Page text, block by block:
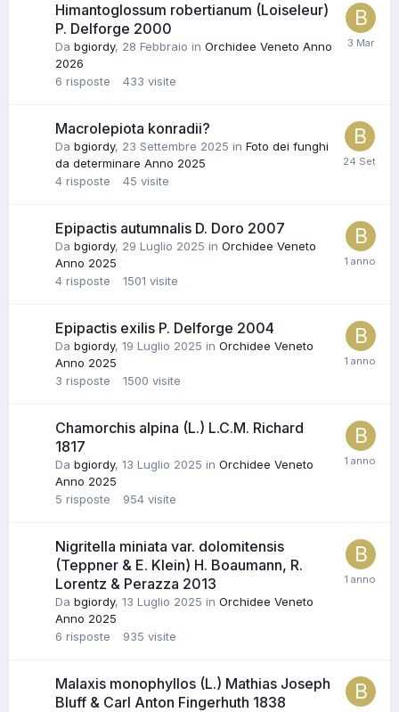
Himantoglossum robertianum (Loiseleur)
P. Delforge 2000
Da bgiordy, 28 Febbraio in Orchidee Veneto Anno
2026
6 risposte 433 visite
Macrolepiota konradii?
Da bgiordy, 23 Settembre 2025 in Foto dei funghi
da determinare Anno 2025
4 risposte 45 visite
Epipactis autumnalis D. Doro 2007
Da bgiordy, 29 Luglio 2025 in Orchidee Veneto
Anno 2025
4 risposte 1501 visite
Epipactis exilis P. Delforge 2004
Da bgiordy, 19 Luglio 2025 in Orchidee Veneto
Anno 2025
3 risposte 1500 visite
Chamorchis alpina (L.) L.C.M. Richard
1817
Da bgiordy, 13 Luglio 2025 in Orchidee Veneto
Anno 2025
5 risposte 954 visite
Nigritella miniata var. dolomitensis
(Teppner & E. Klein) H. Boaumann, R.
Lorentz & Perazza 2013
Da bgiordy, 13 Luglio 2025 in Orchidee Veneto
Anno 2025
6 risposte 935 visite
Malaxis monophyllos (L.) Mathias Joseph
Bluff & Carl Anton Fingerhuth 1838